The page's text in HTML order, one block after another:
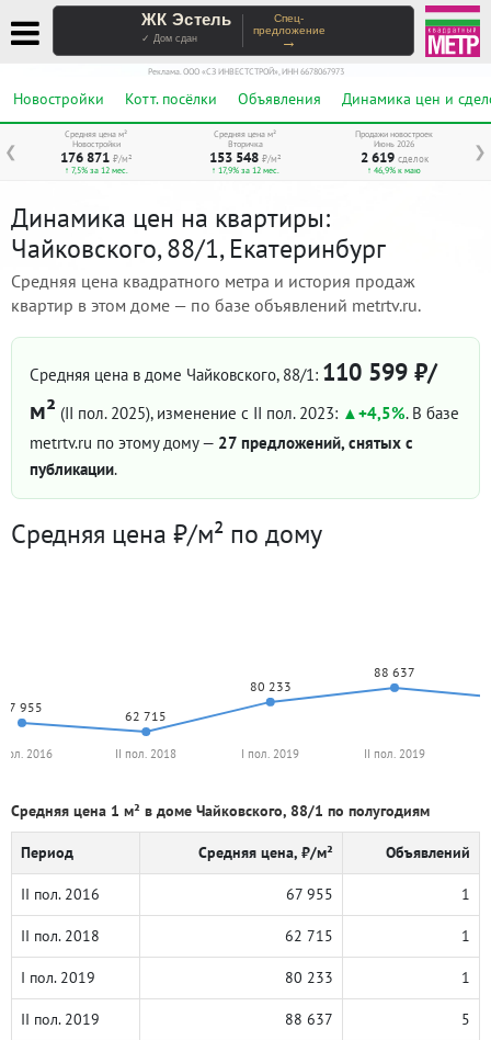
ЖК Эстель
✓ Дом сдан
Спец-
предложение
→
Реклама. ООО «СЗ ИНВЕСТСТРОЙ», ИНН 6678067973
Новостройки Котт. посёлки Объявления Динамика цен и
❮ ❯
Средняя цена м²
Новостройки
176 871 ₽/м²
↑ 7,5% за 12 мес.
Средняя цена м²
Вторичка
153 548 ₽/м²
↑ 17,9% за 12 мес.
Продажи новостроек
Июнь 2026
2 619 сделок
↑ 46,9% к маю
Динамика цен на квартиры:
Чайковского, 88/1, Екатеринбург
Средняя цена квадратного метра и история продаж
квартир в этом доме — по базе объявлений metrtv.ru.
Средняя цена в доме Чайковского, 88/1: 110 599 ₽/
м² (II пол. 2025), изменение с II пол. 2023: +4,5%. В базе
metrtv.ru по этому дому — 27 предложений, снятых с
публикации.
Средняя цена ₽/м² по дому
67 955
62 715
80 233
88 637
2016 II пол. 2018 I пол. 2019 II пол. 2019
Средняя цена 1 м² в доме Чайковского, 88/1 по полугодиям
Период Средняя цена, ₽/м² Объявлений
II пол. 2016 67 955 1
II пол. 2018 62 715 1
I пол. 2019 80 233 1
II пол. 2019 88 637 5